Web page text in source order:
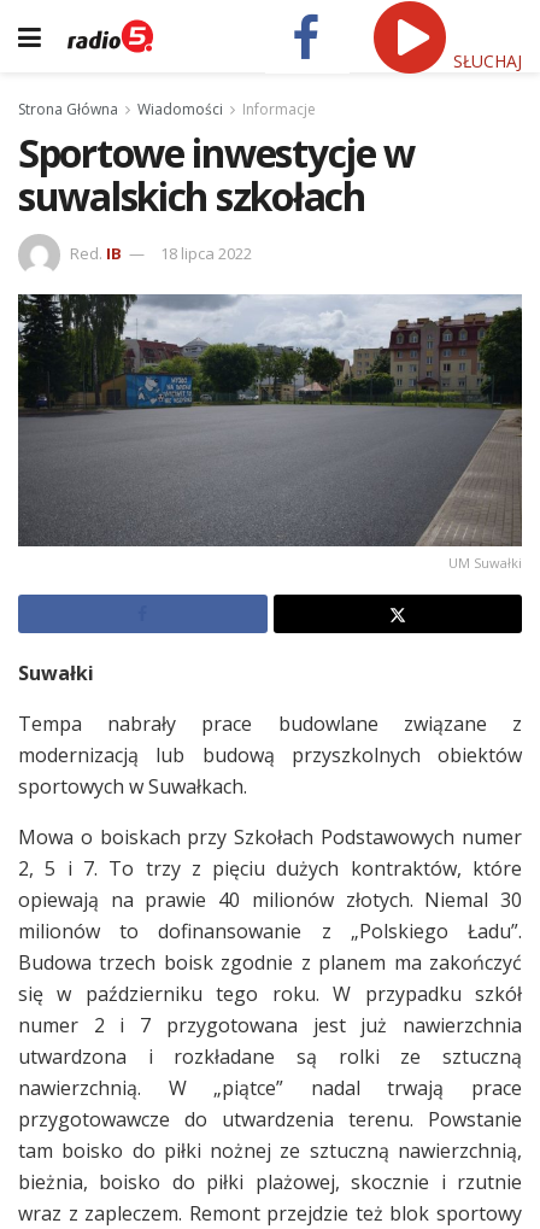
SŁUCHAJ
Strona Główna Wiadomości Informacje
Sportowe inwestycje w
suwalskich szkołach
Red. IB 18 lipca 2022
UM Suwałki
Suwałki
Tempa nabrały prace budowlane związane z
modernizacją lub budową przyszkolnych obiektów
sportowych w Suwałkach.
Mowa o boiskach przy Szkołach Podstawowych numer
2, 5 i 7. To trzy z pięciu dużych kontraktów, które
opiewają na prawie 40 milionów złotych. Niemal 30
milionów to dofinansowanie z „Polskiego Ładu”.
Budowa trzech boisk zgodnie z planem ma zakończyć
się w październiku tego roku. W przypadku szkół
numer 2 i 7 przygotowana jest już nawierzchnia
utwardzona i rozkładane są rolki ze sztuczną
nawierzchnią. W „piątce” nadal trwają prace
przygotowawcze do utwardzenia terenu. Powstanie
tam boisko do piłki nożnej ze sztuczną nawierzchnią,
bieżnia, boisko do piłki plażowej, skocznie i rzutnie
wraz z zapleczem. Remont przejdzie też blok sportowy